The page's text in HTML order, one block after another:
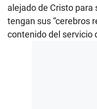
alejado de Cristo para
tengan sus “cerebros
contenido del servicio